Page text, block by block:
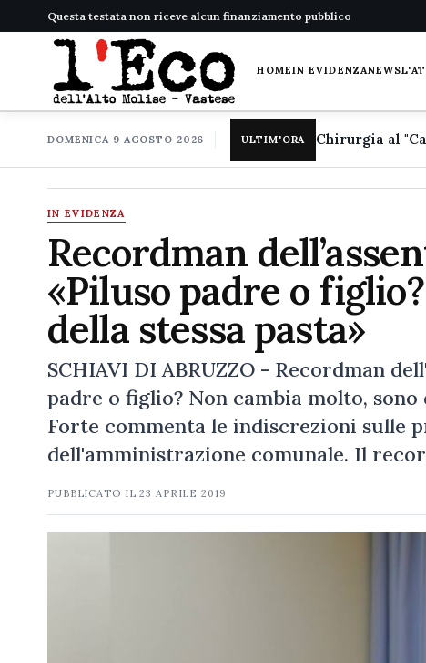
Questa testata non riceve alcun finanziamento pubblico
HOMEIN EVIDENZANEWS
DOMENICA 9 AGOSTO 2026 ULTIM'ORA
IN EVIDENZA
Recordman
«Piluso padre o
della stessa pasta»
SCHIAVI DI ABRUZZO - Recordman
padre o figlio? Non cambia molto,
Forte commenta le indiscrezioni sulle
dell'amministrazione comunale. Il
PUBBLICATO IL23 APRILE 2019